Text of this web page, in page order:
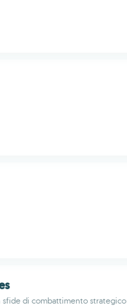
di combattimento strategico